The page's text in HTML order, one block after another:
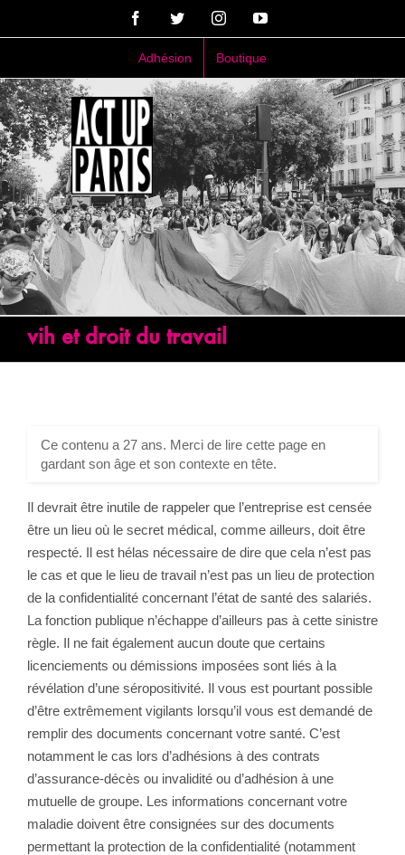
FacebookTwitterInstagramYouTube
Adhésion Boutique
vih et droit du travail
Ce contenu a 27 ans. Merci de lire cette page en
gardant son âge et son contexte en tête.
Il devrait être inutile de rappeler que l’entreprise est censée
être un lieu où le secret médical, comme ailleurs, doit être
respecté. Il est hélas nécessaire de dire que cela n’est pas
le cas et que le lieu de travail n’est pas un lieu de protection
de la confidentialité concernant l’état de santé des salariés.
La fonction publique n’échappe d’ailleurs pas à cette sinistre
règle. Il ne fait également aucun doute que certains
licenciements ou démissions imposées sont liés à la
révélation d’une séropositivité. Il vous est pourtant possible
d’être extrêmement vigilants lorsqu’il vous est demandé de
remplir des documents concernant votre santé. C’est
notamment le cas lors d’adhésions à des contrats
d’assurance-décès ou invalidité ou d’adhésion à une
mutuelle de groupe. Les informations concernant votre
maladie doivent être consignées sur des documents
permettant la protection de la confidentialité (notamment